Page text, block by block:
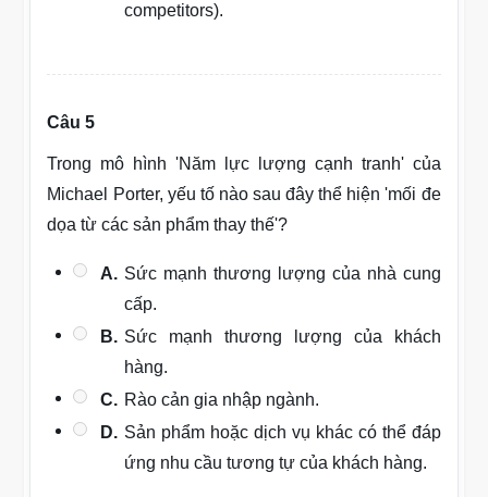
competitors).
Câu 5
Trong mô hình 'Năm lực lượng cạnh tranh' của
Michael Porter, yếu tố nào sau đây thể hiện 'mối đe
dọa từ các sản phẩm thay thế'?
A. Sức mạnh thương lượng của nhà cung
cấp.
B. Sức mạnh thương lượng của khách
hàng.
C. Rào cản gia nhập ngành.
D. Sản phẩm hoặc dịch vụ khác có thể đáp
ứng nhu cầu tương tự của khách hàng.